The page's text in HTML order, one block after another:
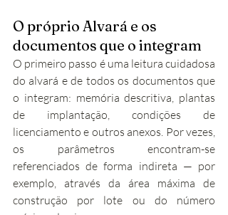
O próprio Alvará e os
documentos que o integram
O primeiro passo é uma leitura cuidadosa
do alvará e de todos os documentos que
o integram: memória descritiva, plantas
de implantação, condições de
licenciamento e outros anexos. Por vezes,
os parâmetros encontram-se
referenciados de forma indireta — por
exemplo, através da área máxima de
construção por lote ou do número